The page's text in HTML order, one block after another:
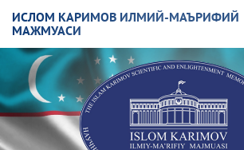
ИСЛОМ КАРИМОВ ИЛМИЙ-МАЪРИФИЙ
МАЖМУАСИ